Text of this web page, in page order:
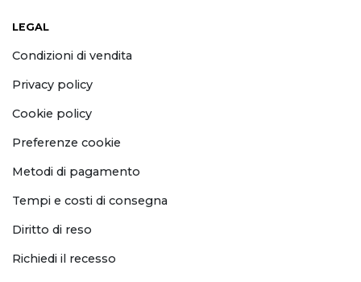
LEGAL
Condizioni di vendita
Privacy policy
Cookie policy
Preferenze cookie
Metodi di pagamento
Tempi e costi di consegna
Diritto di reso
Richiedi il recesso